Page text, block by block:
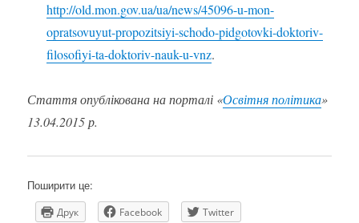
http://old.mon.gov.ua/ua/news/45096-u-mon-
opratsovuyut-propozitsiyi-schodo-pidgotovki-doktoriv-
filosofiyi-ta-doktoriv-nauk-u-vnz.
Стаття опублікована на порталі «Освітня політика»
13.04.2015 р.
Поширити це:
Друк Facebook Twitter